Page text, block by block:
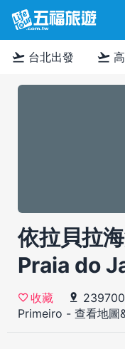
flight_takeoff 台北出發 flight_takeoff
依拉貝拉
Praia do
收藏
Primeiro - 查看地圖